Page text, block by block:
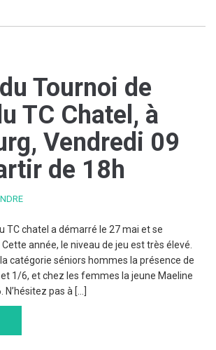
Tournoi de
TC Chatel, à
Vendredi 09
de 18h
TC chatel a démarré le 27 mai et se
année, le niveau de jeu est très élevé.
catégorie séniors hommes la présence de
1/6, et chez les femmes la jeune Maeline
pas à […]